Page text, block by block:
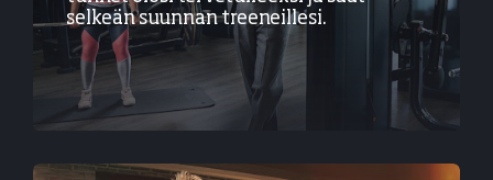
selkeän suunnan treeneillesi.